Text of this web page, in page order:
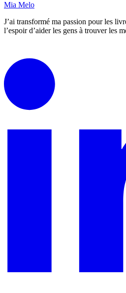
Mia Melo
J’ai transformé ma passion pour les
l’espoir d’aider les gens à trouver les